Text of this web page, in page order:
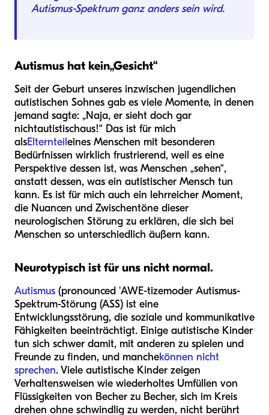
Autismus-Spektrum ganz anders sein wird.
Autismus hat kein„Gesicht“
Seit der Geburt unseres inzwischen jugendlichen
autistischen Sohnes gab es viele Momente, in denen
jemand sagte: „Naja, er sieht doch gar
nichtautistischaus!“ Das ist für mich
alsElternteileines Menschen mit besonderen
Bedürfnissen wirklich frustrierend, weil es eine
Perspektive dessen ist, was Menschen „sehen“,
anstatt dessen, was ein autistischer Mensch tun
kann. Es ist für mich auch ein lehrreicher Moment,
die Nuancen und Zwischentöne dieser
neurologischen Störung zu erklären, die sich bei
Menschen so unterschiedlich äußern kann.
Neurotypisch ist für uns nicht normal.
Autismus (pronounced 'AWE-tizemoder Autismus-
Spektrum-Störung (ASS) ist eine
Entwicklungsstörung, die soziale und kommunikative
Fähigkeiten beeinträchtigt. Einige autistische Kinder
tun sich schwer damit, mit anderen zu spielen und
Freunde zu finden, und manchekönnen nicht
sprechen. Viele autistische Kinder zeigen
Verhaltensweisen wie wiederholtes Umfüllen von
Flüssigkeiten von Becher zu Becher, sich im Kreis
drehen ohne schwindlig zu werden, nicht berührt